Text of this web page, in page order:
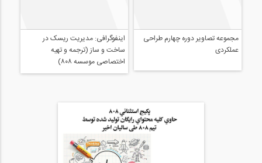
اینفوگرافی: مدیریت ریسک در
ساخت و ساز (ترجمه و تهیه